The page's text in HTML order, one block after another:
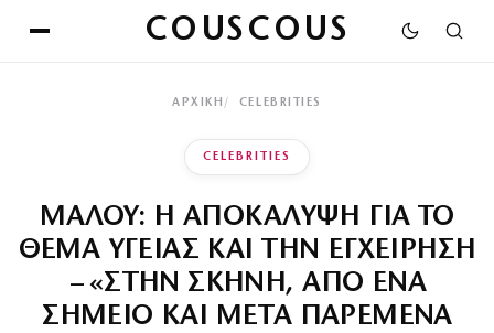
COUSCOUS
ΑΡΧΙΚΉ CELEBRITIES
CELEBRITIES
ΜΑΛΟΥ: Η ΑΠΟΚΑΛΥΨΗ ΓΙΑ ΤΟ
ΘΕΜΑ ΥΓΕΙΑΣ ΚΑΙ ΤΗΝ ΕΓΧΕΙΡΗΣΗ
– «ΣΤΗΝ ΣΚΗΝΗ, ΑΠΟ ΕΝΑ
ΣΗΜΕΙΟ ΚΑΙ ΜΕΤΑ ΠΑΡΕΜΕΝΑ